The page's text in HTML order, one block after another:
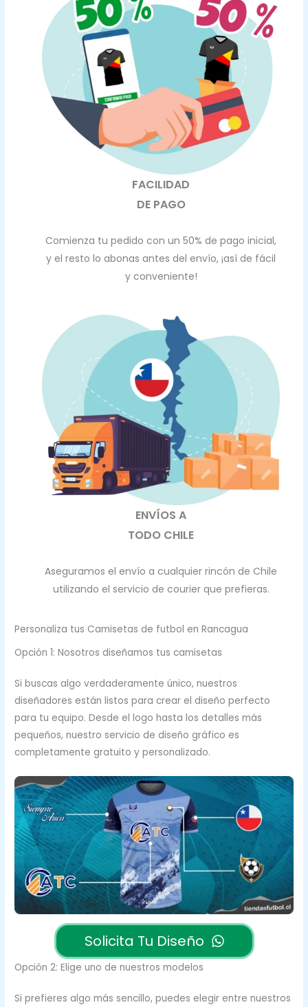
FACILIDAD
DE PAGO
Comienza tu pedido con un 50% de pago inicial,
y el resto lo abonas antes del envío, ¡así de fácil
y conveniente!
ENVÍOS A
TODO CHILE
Aseguramos el envío a cualquier rincón de Chile
utilizando el servicio de courier que prefieras.
Personaliza tus Camisetas de futbol en Rancagua
Opción 1: Nosotros diseñamos tus camisetas
Si buscas algo verdaderamente único, nuestros
diseñadores están listos para crear el diseño perfecto
para tu equipo. Desde el logo hasta los detalles más
pequeños, nuestro servicio de diseño gráfico es
completamente gratuito y personalizado.
Solicita Tu Diseño
Opción 2: Elige uno de nuestros modelos
Si prefieres algo más sencillo, puedes elegir entre nuestros